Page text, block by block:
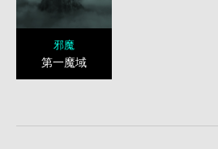
邪魔
第一魔域